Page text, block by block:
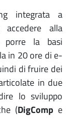
integrata a
accedere alla
porre la basi
in 20 ore di e-
di fruire dei
in due
lo sviluppo
(DigComp e